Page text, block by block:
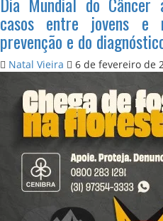
casos entre jovens e
prevenção e do
Natal Vieira 6 de fevereiro de